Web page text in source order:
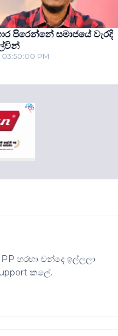
පිරෙන්නේ සමාජයේ වැරදි
PM
හරහා චන්දෙ ඉල්ලලා
කලේ.